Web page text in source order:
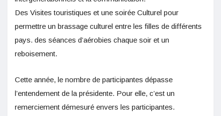
Des Visites touristiques et une soirée Culturel pour
permettre un brassage culturel entre les filles de différents
pays. des séances d’aérobies chaque soir et un
reboisement.
Cette année, le nombre de participantes dépasse
l’entendement de la présidente. Pour elle, c’est un
remerciement démesuré envers les participantes.